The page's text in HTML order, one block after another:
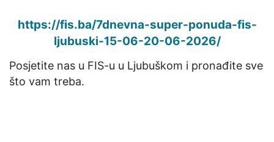
https://fis.ba/7dnevna-super-ponuda-fis-
ljubuski-15-06-20-06-2026/
Posjetite nas u FIS-u u Ljubuškom i pronađite sve
što vam treba.